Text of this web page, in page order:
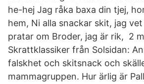
he-hej Jag råka baxa din tjej,
hem, Ni alla snackar skit, jag
pratar om Broder, jag är rik, 2
Skrattklassiker från Solsidan:
falskhet och skitsnack och
mammagruppen. Hur ärlig är